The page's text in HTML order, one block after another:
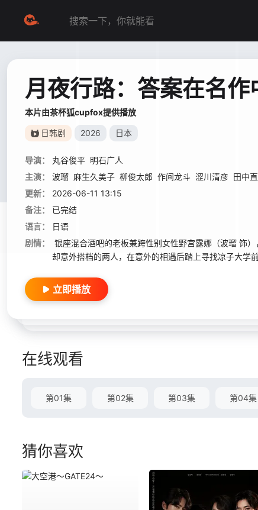
月夜行路：答案在名作
本片由茶杯狐cupfox提供播放
日韩剧 2026 日本
导演： 丸谷俊平 明石广人
主演：
波瑠 麻生久美子 柳俊太郎 作间龙斗 涩川清彦 田中
更新：
2026-06-11 13:15
备注：
已完结
语言：
日语
剧情：
银座混合酒吧的老板兼跨性别女性野宫露娜（波瑠 饰
却意外搭档的两人，在意外的相遇后踏上寻找凉子大学
立即播放
在线观看
第01集 第02集 第03集 第04集
猜你喜欢